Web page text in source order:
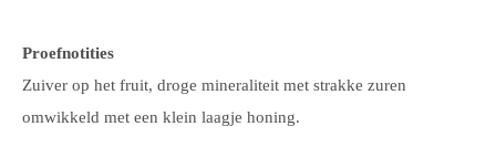
Proefnotities
Zuiver op het fruit, droge mineraliteit met strakke zuren
omwikkeld met een klein laagje honing.